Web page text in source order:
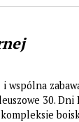
30. Dni